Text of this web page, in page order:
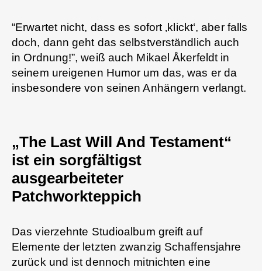
“Erwartet nicht, dass es sofort ‚klickt‘, aber falls
doch, dann geht das selbstverständlich auch
in Ordnung!”, weiß auch Mikael Åkerfeldt in
seinem ureigenen Humor um das, was er da
insbesondere von seinen Anhängern verlangt.
„The Last Will And Testament“
ist ein sorgfältigst
ausgearbeiteter
Patchworkteppich
Das vierzehnte Studioalbum greift auf
Elemente der letzten zwanzig Schaffensjahre
zurück und ist dennoch mitnichten eine